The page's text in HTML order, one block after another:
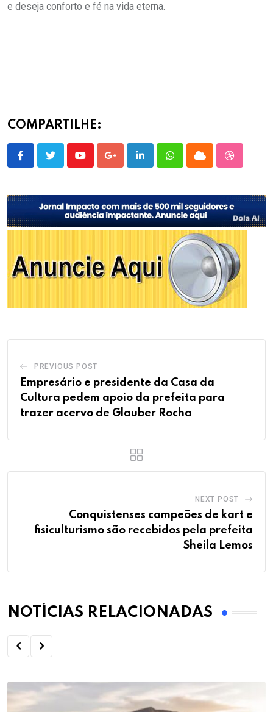
e deseja conforto e fé na vida eterna.
COMPARTILHE:
YoutubeGoogle+LinkedInWhatsappCloud
PREVIOUS POST
Empresário e presidente da Casa da
Cultura pedem apoio da prefeita para
trazer acervo de Glauber Rocha
NEXT POST
Conquistenses campeões de kart e
fisiculturismo são recebidos pela prefeita
Sheila Lemos
NOTÍCIAS RELACIONADAS